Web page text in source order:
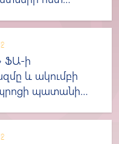
ՖԱ-ի
և ակումբի
պատանի